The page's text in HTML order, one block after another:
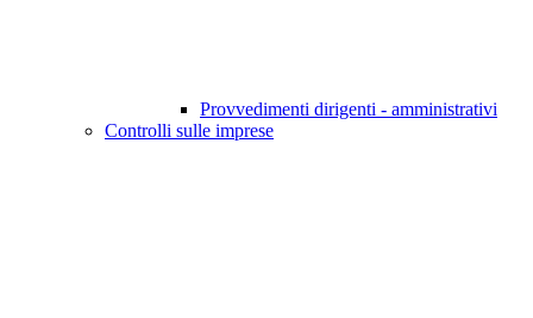
Provvedimenti dirigenti - amministrativi
Controlli sulle imprese